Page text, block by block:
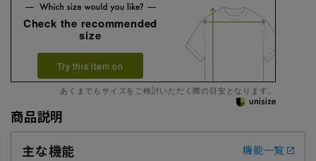
Check the recommended
size
Try this item on
あくまでもサイズをご検討いただく際の目安となります。
商品説明
主な機能
機能一覧